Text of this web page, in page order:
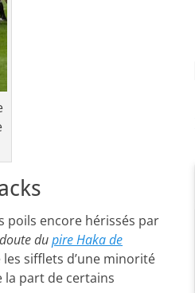
poils encore hérissés par
dupire Haka de
sifflets d’une minorité
la part de certains